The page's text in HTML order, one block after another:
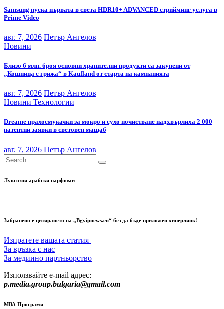
Samsung пуска първата в света HDR10+ ADVANCED стрийминг услуга в
Prime Video
авг. 7, 2026 Петър Ангелов
Новини
Близо 6 млн. броя основни хранителни продукти са закупени от
„Кошница с грижа“ в Kaufland от старта на кампанията
авг. 7, 2026 Петър Ангелов
Новини Технологии
Dreame прахосмукачки за мокро и сухо почистване надхвърлиха 2 000
патентни заявки в световен мащаб
авг. 7, 2026 Петър Ангелов
Луксозни арабски парфюми
Забранено е цитирането на „Bgvipnews.eu“ без да бъде приложен хиперлинк!
Изпратете вашата статия
За връзка с нас
За медиино партньорство
Използвайте e-mail адрес:
p.media.group.bulgaria@gmail.com
МВА Програми